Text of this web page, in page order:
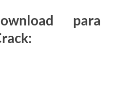
para